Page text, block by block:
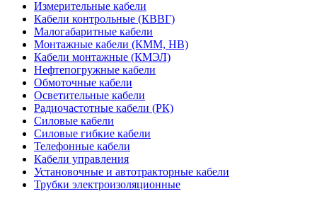
Измерительные кабели
Кабели контрольные (КВВГ)
Малогабаритные кабели
Монтажные кабели (КММ, НВ)
Кабели монтажные (КМЭЛ)
Нефтепогружные кабели
Обмоточные кабели
Осветительные кабели
Радиочастотные кабели (РК)
Силовые кабели
Силовые гибкие кабели
Телефонные кабели
Кабели управления
Установочные и автотракторные кабели
Трубки электроизоляционные